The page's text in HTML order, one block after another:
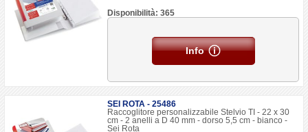
Disponibilità: 365
Info
SEI ROTA - 25486
Raccoglitore personalizzabile Stelvio TI - 22 x 30
cm - 2 anelli a D 40 mm - dorso 5,5 cm - bianco -
Sei Rota